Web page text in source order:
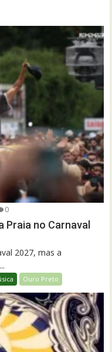
0
Praia no Carnaval
2027, mas a
Ouro Preto